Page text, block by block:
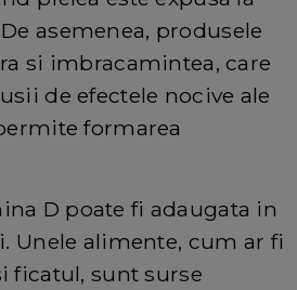
asemenea, produsele
si imbracamintea, care
de efectele nocive ale
formarea
D poate fi adaugata in
Unele alimente, cum ar fi
ficatul, sunt surse